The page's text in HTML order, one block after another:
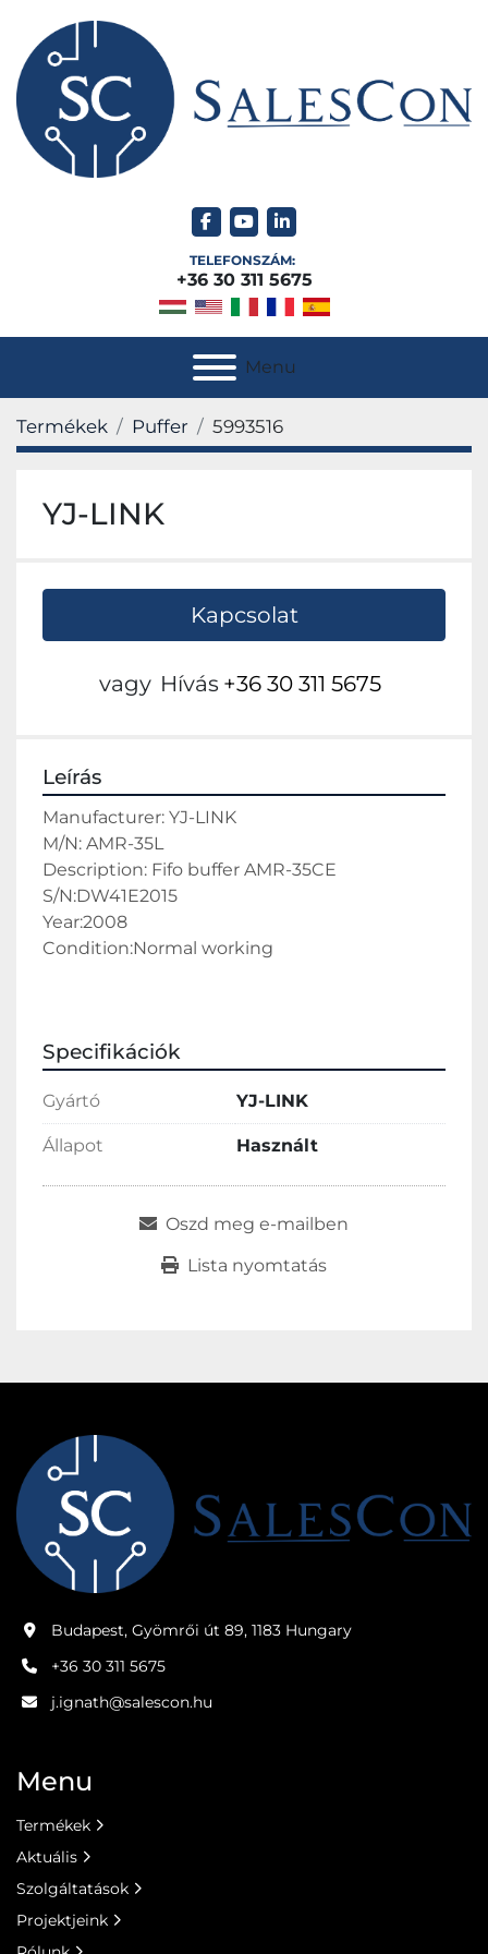
facebook
youtubelinkedin
TELEFONSZÁM:
+36 30 311 5675
Menu
Termékek Puffer 5993516
YJ-LINK
Kapcsolat
vagy Hívás +36 30 311 5675
Leírás
Manufacturer: YJ-LINK
M/N: AMR-35L
Description: Fifo buffer AMR-35CE
S/N:DW41E2015
Year:2008
Condition:Normal working
Specifikációk
Gyártó YJ-LINK
Állapot Használt
Oszd meg e-mailben
Lista nyomtatás
Budapest, Gyömrői út 89, 1183 Hungary
+36 30 311 5675
j.ignath@salescon.hu
Menu
Termékek
Aktuális
Szolgáltatások
Projektjeink